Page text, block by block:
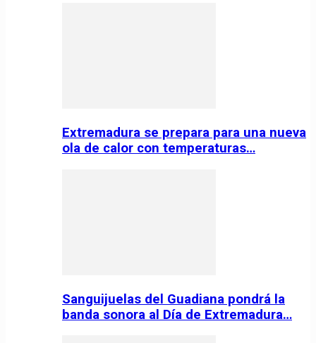
Extremadura se prepara para una nueva
ola de calor con temperaturas…
Sanguijuelas del Guadiana pondrá la
banda sonora al Día de Extremadura…